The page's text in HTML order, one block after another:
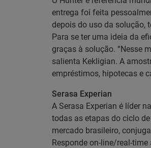
entrega foi feita
depois do uso da solução,
Para se ter uma ideia da
graças à solução. “Nesse
salienta Kekligian. A
empréstimos, hipotecas e
Serasa Experian
A Serasa Experian é líder
todas as etapas do ciclo
mercado brasileiro,
Responde on-line/real-